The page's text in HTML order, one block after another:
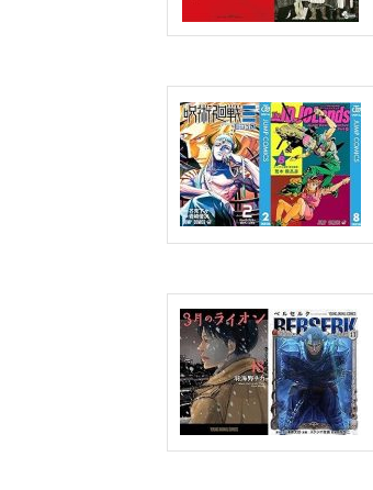
ライチュウ「ピチ
ｱﾆﾒ 【速報】ウマ娘声
ｽﾎﾟｰﾂ 【悲報】ワイ、半
海外翻訳
韓国人「『日本ビ
こちら…（ﾌﾞﾙﾌﾞﾙ
海外翻訳 外国人「俺達が見
趣味 おすすめのG-
キャッシュレス派
海外翻訳
韓国人「不適切接
が一斉に報道！」
ｽﾎﾟｰﾂ 勝ったのだ！
2ch
【衝撃】京大病院
状態に…「意識は
趣味 【悲報】インタ
news
【拡散希望】辺野